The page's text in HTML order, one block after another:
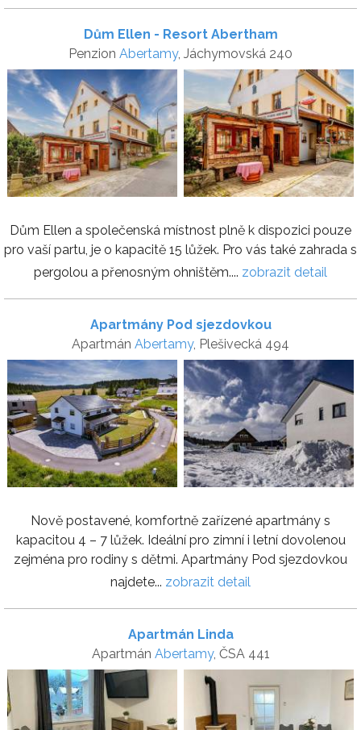
Dům Ellen - Resort Abertham
Penzion Abertamy, Jáchymovská 240
Dům Ellen a společenská místnost plně k dispozici pouze
pro vaší partu, je o kapacitě 15 lůžek. Pro vás také zahrada s
pergolou a přenosným ohništěm.... zobrazit detail
Apartmány Pod sjezdovkou
Apartmán Abertamy, Plešivecká 494
Nově postavené, komfortně zařízené apartmány s
kapacitou 4 – 7 lůžek. Ideální pro zimní i letní dovolenou
zejména pro rodiny s dětmi. Apartmány Pod sjezdovkou
najdete... zobrazit detail
Apartmán Linda
Apartmán Abertamy, ČSA 441